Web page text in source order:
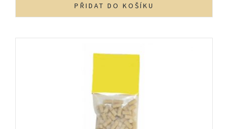
PŘIDAT DO KOŠÍKU